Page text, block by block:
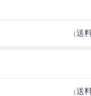
（送
（送